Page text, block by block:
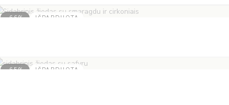
-66% IŠPARDUOTA
-65% IŠPARDUOTA